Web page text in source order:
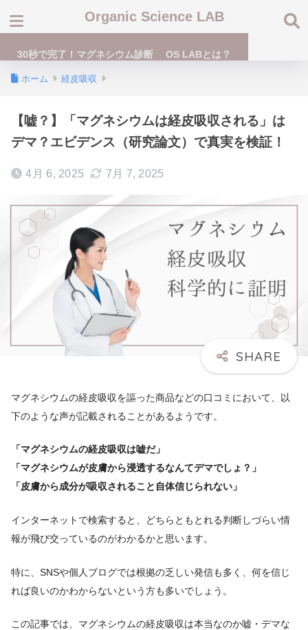
Organic Science LAB
30秒で完了！マグネシウム診断 OS LABとは？
ホーム 経皮吸収
【嘘？】「マグネシウムは経皮吸収される」は
デマ？エビデンス（研究論文）で真実を検証！
4月 6, 2025 7月 7, 2025
マグネシウムの経皮吸収を謳った商品などの口コミにおいて、以
下のような声が記載されることがあるようです。
「マグネシウムの経皮吸収は嘘だ」
「マグネシウムが皮膚から浸透するなんてデマでしょ？」
「皮膚から成分が吸収されること自体信じられない」
インターネットで検索すると、どちらともとれる判断しづらい情
報が飛び交っているのがわかるかと思います。
特に、SNSや個人ブログでは根拠の乏しい発信も多く、何を信じ
れば良いのかわからないという方も多いでしょう。
この記事では、マグネシウムの経皮吸収は本当なのか嘘・デマな